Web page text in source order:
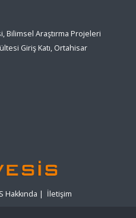
Bilimsel Araştırma Projeleri
Giriş Katı, Ortahisar
Hakkında | İletişim